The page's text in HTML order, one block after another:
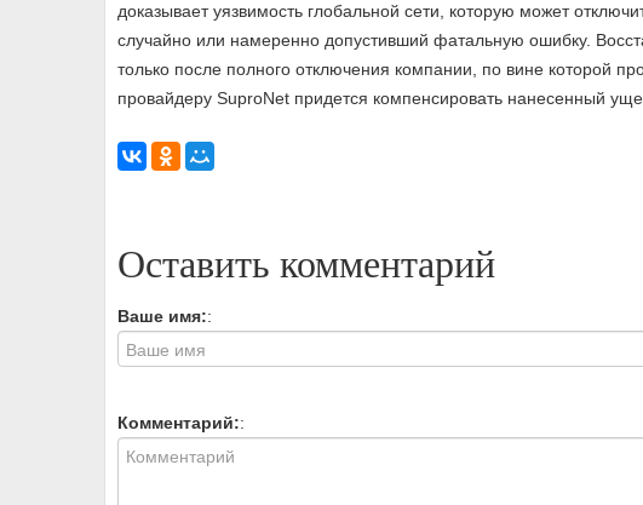
доказывает уязвимость глобальной сети, которую может
случайно или намеренно допустивший фатальную ошибку.
только после полного отключения компании, по вине которой
провайдеру SuproNet придется компенсировать нанесенный
Оставить комментарий
Ваше имя::
Комментарий::